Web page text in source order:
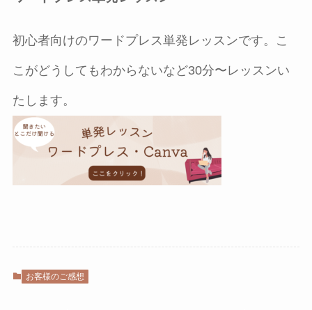
初心者向けのワードプレス単発レッスンです。こ
こがどうしてもわからないなど30分〜レッスンい
たします。
お客様のご感想